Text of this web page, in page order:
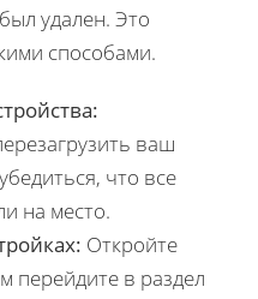
удален. Это
способами.
ваш
что все
на место.
Откройте
перейдите в раздел